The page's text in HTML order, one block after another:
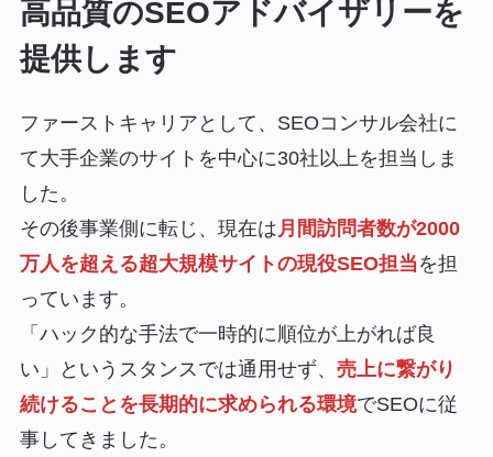
高品質のSEOアドバイザリーを
提供します
ファーストキャリアとして、SEOコンサル会社に
て大手企業のサイトを中心に30社以上を担当しま
した。
その後事業側に転じ、現在は月間訪問者数が2000
万人を超える超大規模サイトの現役SEO担当 を担
っています。
「ハック的な手法で一時的に順位が上がれば良
い」というスタンスでは通用せず、 売上に繋がり
続けることを長期的に求められる環境でSEOに従
事してきました。